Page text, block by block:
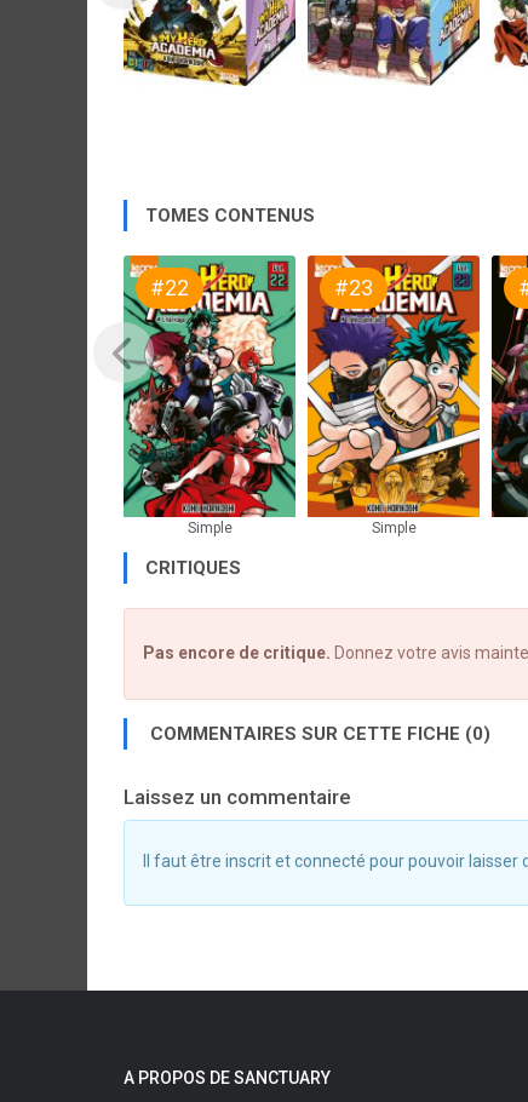
TOMES CONTENUS
#22
Simple
#23
Simple
CRITIQUES
Pas encore de critique. Donnez votre avis
COMMENTAIRES SUR CETTE FICHE (0)
Laissez un commentaire
Il faut être inscrit et connecté pour pouvoir laisser
A PROPOS DE SANCTUARY